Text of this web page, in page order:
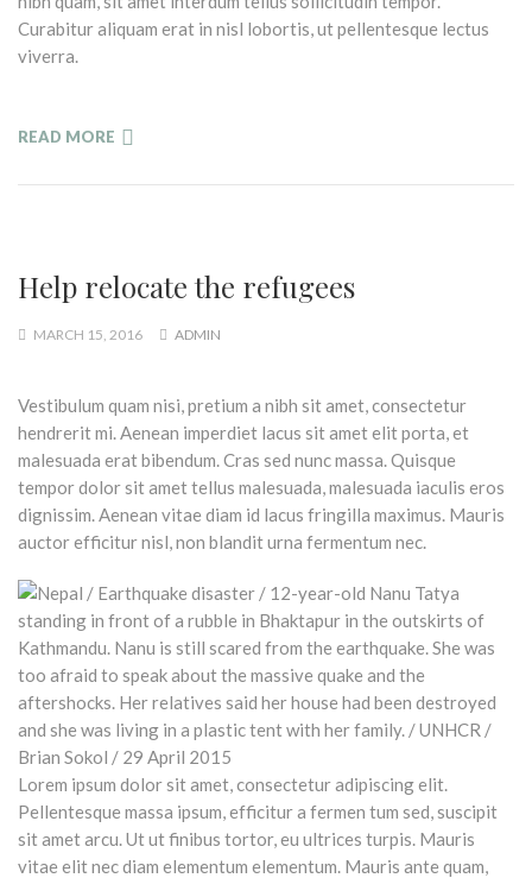
Curabitur aliquam erat in nisl lobortis, ut pellentesque lectus
viverra.
READ MORE
Help relocate the refugees
MARCH 15, 2016 ADMIN
Vestibulum quam nisi, pretium a nibh sit amet, consectetur
hendrerit mi. Aenean imperdiet lacus sit amet elit porta, et
malesuada erat bibendum. Cras sed nunc massa. Quisque
tempor dolor sit amet tellus malesuada, malesuada iaculis eros
dignissim. Aenean vitae diam id lacus fringilla maximus. Mauris
auctor efficitur nisl, non blandit urna fermentum nec.
Lorem ipsum dolor sit amet, consectetur adipiscing elit.
Pellentesque massa ipsum, efficitur a fermen tum sed, suscipit
sit amet arcu. Ut ut finibus tortor, eu ultrices turpis. Mauris
vitae elit nec diam elementum elementum. Mauris ante quam,